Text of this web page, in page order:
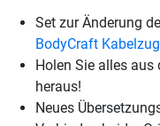
Set zur Änderung
BodyCraft Kabelzug
Holen Sie alles
heraus!
Neues